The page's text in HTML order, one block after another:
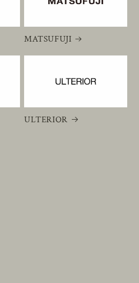
MATSUFUJI
ULTERIOR